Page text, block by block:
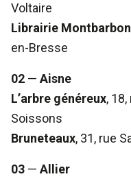
Voltaire
Librairie
en-Bresse
02 — Aisne
L’arbre généreux,
Soissons
Bruneteaux, 31, rue
03 — Allier